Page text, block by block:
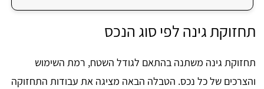
תחזוקת גינה לפי סוג הנכס
תחזוקת גינה משתנה בהתאם לגודל השטח, רמת השימוש
והצרכים של כל נכס. הטבלה הבאה מציגה את עבודות התחזוקה